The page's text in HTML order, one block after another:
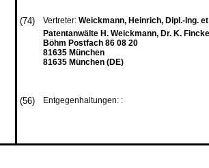
(74) Vertreter: Weickmann, Heinrich, Dipl.-Ing. et
Patentanwälte H. Weickmann, Dr. K.
Böhm Postfach 86 08 20
81635 München
81635 München (DE)
(56) Entgegenhaltungen: :